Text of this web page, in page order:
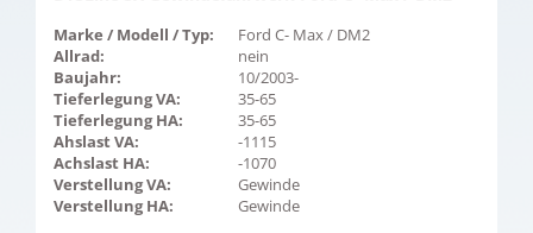
Marke / Modell / Typ:
Ford C- Max / DM2
Allrad:
nein
Baujahr:
10/2003-
Tieferlegung VA:
35-65
Tieferlegung HA:
35-65
Ahslast VA:
-1115
Achslast HA:
-1070
Verstellung VA:
Gewinde
Verstellung HA:
Gewinde